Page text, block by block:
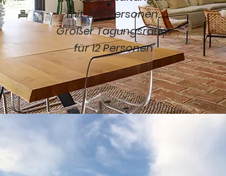
mit 200 Personen.
Großer Tagungsraum
für 12 Personen